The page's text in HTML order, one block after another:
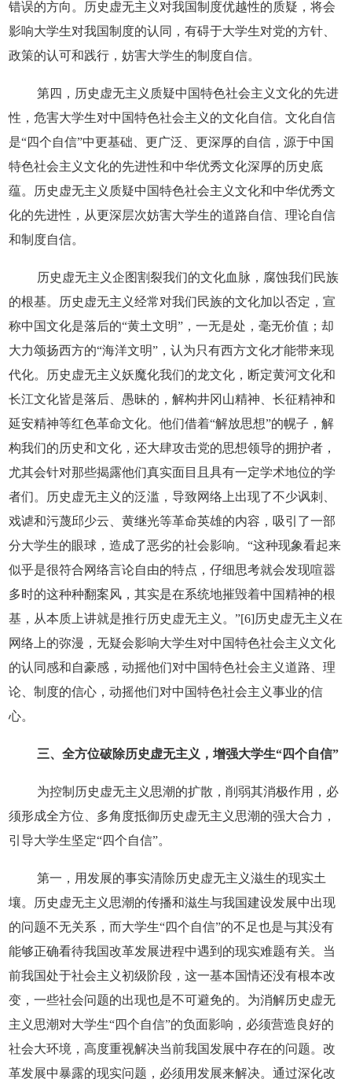
错误的方向。历史虚无主义对我国制度优越性的质疑，将会
影响大学生对我国制度的认同，有碍于大学生对党的方针、
政策的认可和践行，妨害大学生的制度自信。
第四，历史虚无主义质疑中国特色社会主义文化的先进
性，危害大学生对中国特色社会主义的文化自信。文化自信
是“四个自信”中更基础、更广泛、更深厚的自信，源于中国
特色社会主义文化的先进性和中华优秀文化深厚的历史底
蕴。历史虚无主义质疑中国特色社会主义文化和中华优秀文
化的先进性，从更深层次妨害大学生的道路自信、理论自信
和制度自信。
历史虚无主义企图割裂我们的文化血脉，腐蚀我们民族
的根基。历史虚无主义经常对我们民族的文化加以否定，宣
称中国文化是落后的“黄土文明”，一无是处，毫无价值；却
大力颂扬西方的“海洋文明”，认为只有西方文化才能带来现
代化。历史虚无主义妖魔化我们的龙文化，断定黄河文化和
长江文化皆是落后、愚昧的，解构井冈山精神、长征精神和
延安精神等红色革命文化。他们借着“解放思想”的幌子，解
构我们的历史和文化，还大肆攻击党的思想领导的拥护者，
尤其会针对那些揭露他们真实面目且具有一定学术地位的学
者们。历史虚无主义的泛滥，导致网络上出现了不少讽刺、
戏谑和污蔑邱少云、黄继光等革命英雄的内容，吸引了一部
分大学生的眼球，造成了恶劣的社会影响。“这种现象看起来
似乎是很符合网络言论自由的特点，仔细思考就会发现喧嚣
多时的这种种翻案风，其实是在系统地摧毁着中国精神的根
基，从本质上讲就是推行历史虚无主义。”[6]历史虚无主义在
网络上的弥漫，无疑会影响大学生对中国特色社会主义文化
的认同感和自豪感，动摇他们对中国特色社会主义道路、理
论、制度的信心，动摇他们对中国特色社会主义事业的信
心。
三、全方位破除历史虚无主义，增强大学生“四个自信”
为控制历史虚无主义思潮的扩散，削弱其消极作用，必
须形成全方位、多角度抵御历史虚无主义思潮的强大合力，
引导大学生坚定“四个自信”。
第一，用发展的事实清除历史虚无主义滋生的现实土
壤。历史虚无主义思潮的传播和滋生与我国建设发展中出现
的问题不无关系，而大学生“四个自信”的不足也是与其没有
能够正确看待我国改革发展进程中遇到的现实难题有关。当
前我国处于社会主义初级阶段，这一基本国情还没有根本改
变，一些社会问题的出现也是不可避免的。为消解历史虚无
主义思潮对大学生“四个自信”的负面影响，必须营造良好的
社会大环境，高度重视解决当前我国发展中存在的问题。改
革发展中暴露的现实问题，必须用发展来解决。通过深化改